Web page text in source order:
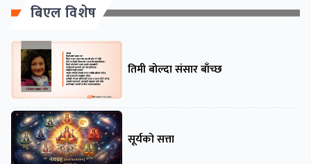
बिएल विशेष
तिमी बोल्दा संसार बाँच्छ
सूर्यको सत्ता